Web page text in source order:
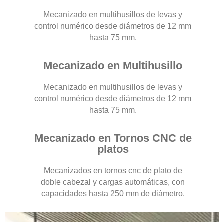
Mecanizado en multihusillos de levas y
control numérico desde diámetros de 12 mm
hasta 75 mm.
Mecanizado en Multihusillo
Mecanizado en multihusillos de levas y
control numérico desde diámetros de 12 mm
hasta 75 mm.
Mecanizado en Tornos CNC de
platos
Mecanizados en tornos cnc de plato de
doble cabezal y cargas automáticas, con
capacidades hasta 250 mm de diámetro.